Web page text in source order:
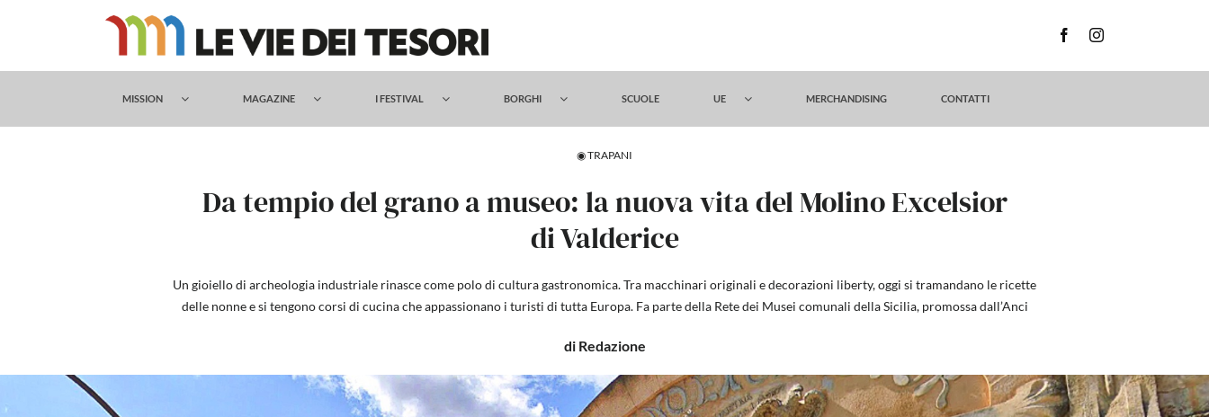
MISSION MAGAZINE I FESTIVAL BORGHI SCUOLE UE MERCHANDISING CONTATTI
◉ TRAPANI
Da tempio del grano a museo: la nuova vita del Molino Excelsior
di Valderice
Un gioiello di archeologia industriale rinasce come polo di cultura gastronomica. Tra macchinari originali e decorazioni liberty, oggi si tramandano le ricette
delle nonne e si tengono corsi di cucina che appassionano i turisti di tutta Europa. Fa parte della Rete dei Musei comunali della Sicilia, promossa dall’Anci
di Redazione